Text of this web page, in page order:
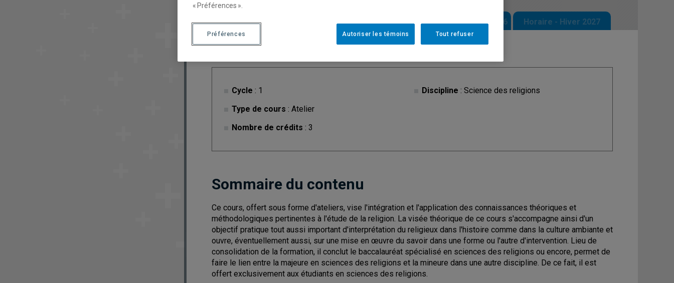
Description Horaire - Été 2026 Horaire - Automne 2026 Horaire - Hiver 2027
Cycle : 1
Type de cours : Atelier
Nombre de crédits : 3
Discipline : Science des religions
Sommaire du contenu
Ce cours, offert sous forme d'ateliers, vise l'intégration et l'application des connaissances théoriques et
méthodologiques pertinentes à l'étude de la religion. La visée théorique de ce cours s'accompagne ainsi d'un
objectif pratique tout aussi important d'interprétation du religieux dans l'histoire comme dans la culture ambiante et
ouvre, éventuellement aussi, sur une mise en œuvre du savoir dans une forme ou l'autre d'intervention. Lieu de
consolidation de la formation, il conclut le baccalauréat spécialisé en sciences des religions ou encore, permet de
faire le lien entre la majeure en sciences des religions et la mineure dans une autre discipline. De ce fait, il est
offert exclusivement aux étudiants en sciences des religions.
« Préférences ».
Tout refuser
Autoriser les témoins
Préférences